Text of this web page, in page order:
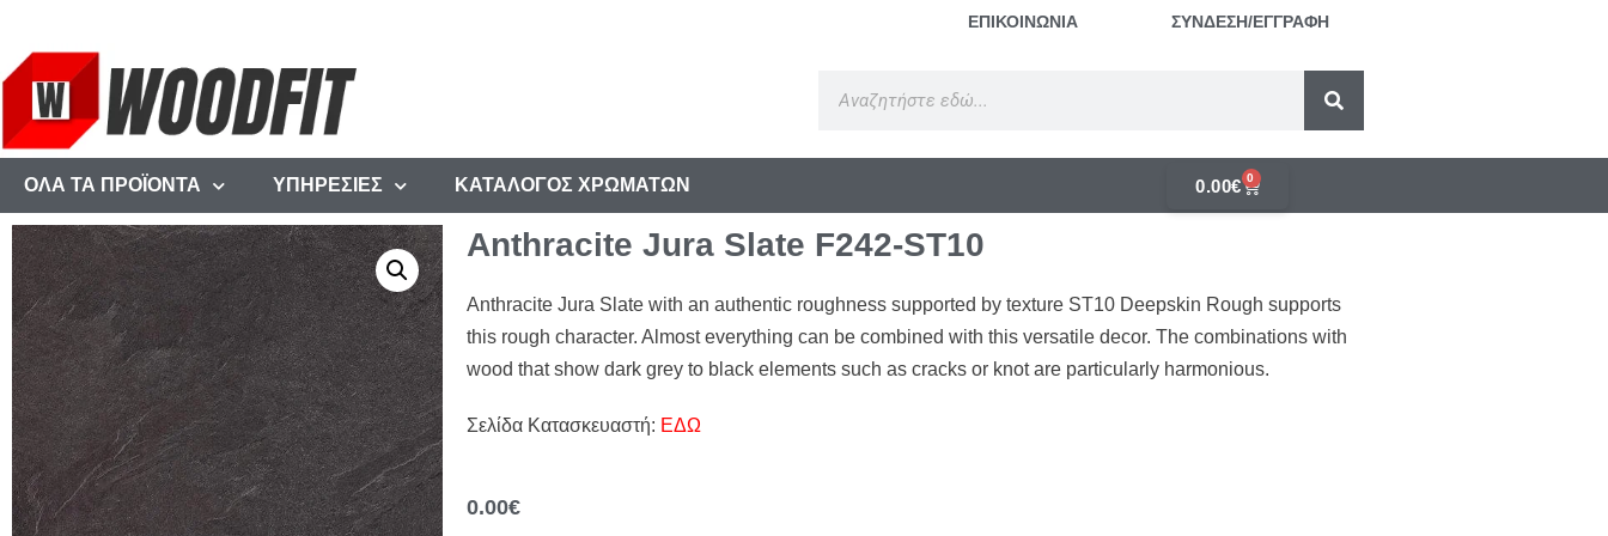
ΕΠΙΚΟΙΝΩΝΙΑ ΣΥΝΔΕΣΗ/ΕΓΓΡΑΦΗ
ΟΛΑ ΤΑ ΠΡΟΪΟΝΤΑ ΥΠΗΡΕΣΙΕΣ ΚΑΤΑΛΟΓΟΣ ΧΡΩΜΑΤΩΝ 0.00€ 0
Anthracite Jura Slate F242-ST10
Anthracite Jura Slate with an authentic roughness supported by texture ST10 Deepskin Rough supports
this rough character. Almost everything can be combined with this versatile decor. The combinations with
wood that show dark grey to black elements such as cracks or knot are particularly harmonious.
Σελίδα Κατασκευαστή: ΕΔΩ
0.00€